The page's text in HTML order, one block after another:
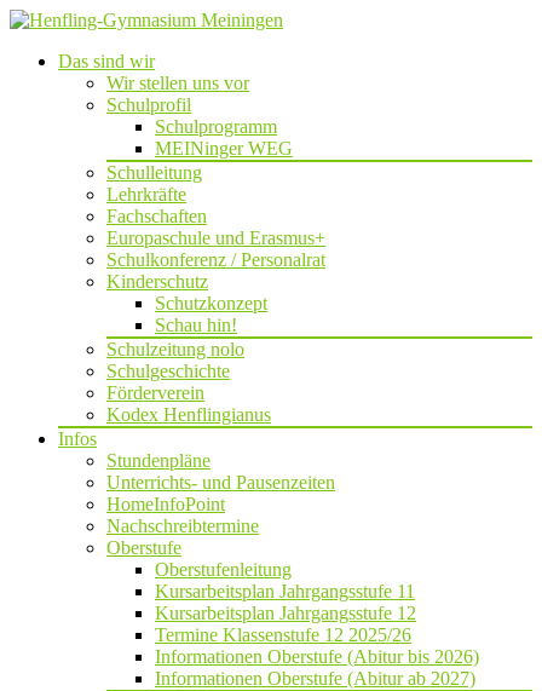
Das sind wir
Wir stellen uns vor
Schulprofil
Schulprogramm
MEINinger WEG
Schulleitung
Lehrkräfte
Fachschaften
Europaschule und Erasmus+
Schulkonferenz / Personalrat
Kinderschutz
Schutzkonzept
Schau hin!
Schulzeitung nolo
Schulgeschichte
Förderverein
Kodex Henflingianus
Infos
Stundenpläne
Unterrichts- und Pausenzeiten
HomeInfoPoint
Nachschreibtermine
Oberstufe
Oberstufenleitung
Kursarbeitsplan Jahrgangsstufe 11
Kursarbeitsplan Jahrgangsstufe 12
Termine Klassenstufe 12 2025/26
Informationen Oberstufe (Abitur bis 2026)
Informationen Oberstufe (Abitur ab 2027)